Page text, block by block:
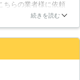
ちらの業者様に依頼
いくつか提案してく
。
続きを読む